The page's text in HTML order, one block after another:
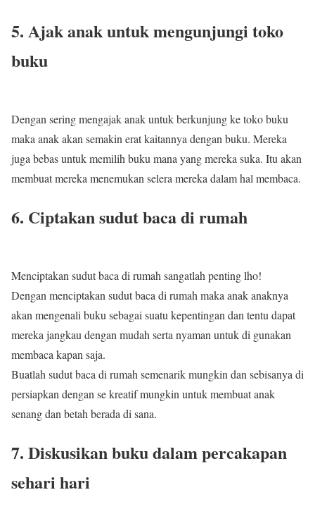
5. Ajak anak untuk mengunjungi toko
buku
Dengan sering mengajak anak untuk berkunjung ke toko buku
maka anak akan semakin erat kaitannya dengan buku. Mereka
juga bebas untuk memilih buku mana yang mereka suka. Itu akan
membuat mereka menemukan selera mereka dalam hal membaca.
6. Ciptakan sudut baca di rumah
Menciptakan sudut baca di rumah sangatlah penting lho!
Dengan menciptakan sudut baca di rumah maka anak anaknya
akan mengenali buku sebagai suatu kepentingan dan tentu dapat
mereka jangkau dengan mudah serta nyaman untuk di gunakan
membaca kapan saja.
Buatlah sudut baca di rumah semenarik mungkin dan sebisanya di
persiapkan dengan se kreatif mungkin untuk membuat anak
senang dan betah berada di sana.
7. Diskusikan buku dalam percakapan
sehari hari